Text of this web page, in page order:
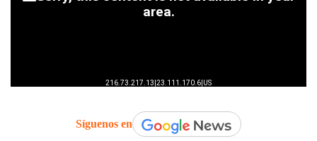
Síguenos en